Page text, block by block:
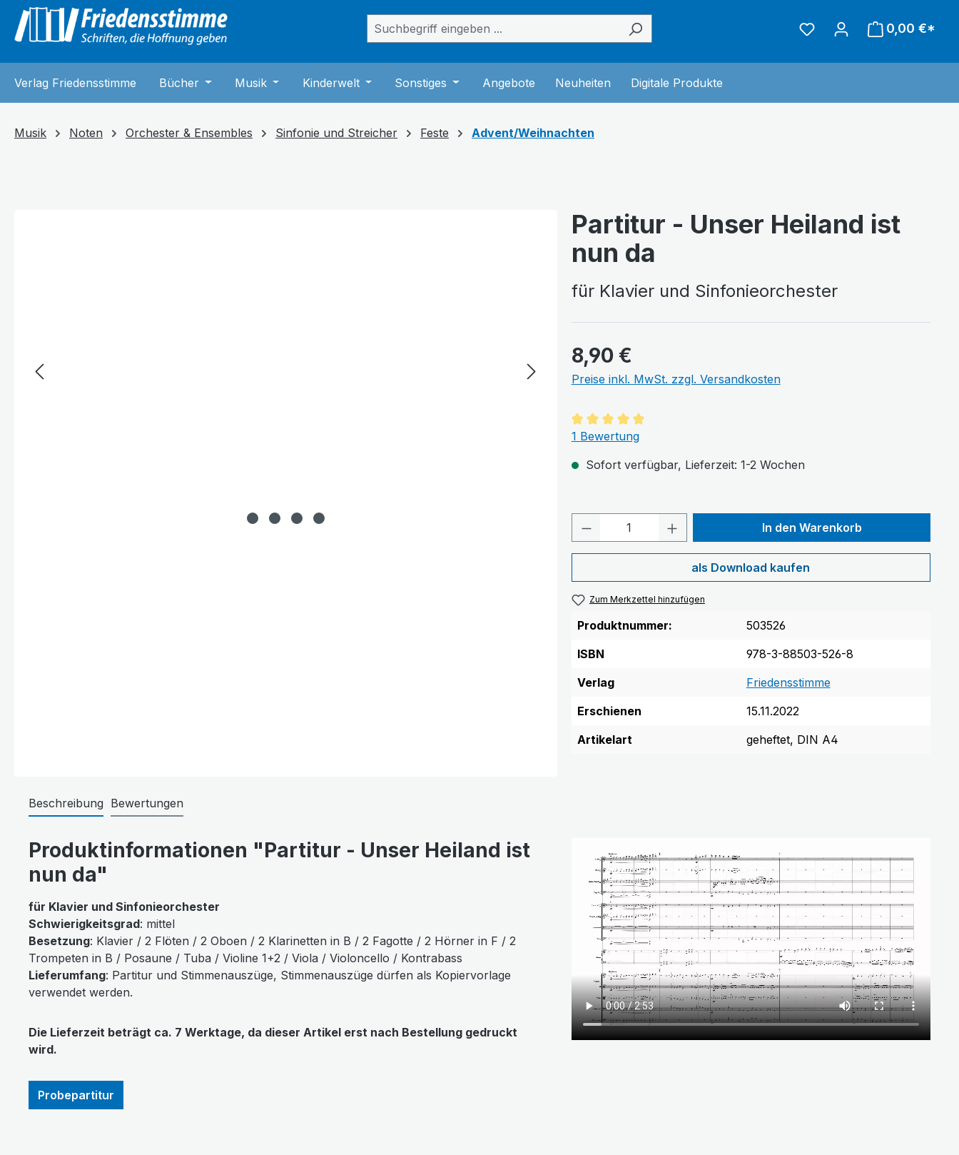
Zur Hauptnavigation springen
0,00 €*
Verlag Friedensstimme Bücher Öffne oder Schließe das Dropdown der Kategorie Bücher
Musik Öffne oder Schließe das Dropdown der Kategorie Musik
Kinderwelt Öffne oder Schließe das Dropdown der Kategorie Kinderwelt
Sonstiges Öffne oder Schließe das Dropdown der Kategorie Sonstiges
Angebote Neuheiten Digitale Produkte
Musik Noten Orchester & Ensembles Sinfonie und Streicher Feste Advent/Weihnachten
Partitur - Unser Heiland ist
nun da
für Klavier und Sinfonieorchester
8,90 €
Preise inkl. MwSt. zzgl. Versandkosten
Durchschnittliche Bewertung von 5 von 5 Sternen
1 Bewertung
Sofort verfügbar, Lieferzeit: 1-2 Wochen
Produkt Anzahl: Gib den gewünschten Wert
In den Warenkorb
als Download kaufen
Zum Merkzettel hinzufügen
Produktnummer:
503526
ISBN
978-3-88503-526-8
Verlag
Friedensstimme
Erschienen
15.11.2022
Artikelart
geheftet, DIN A4
Beschreibung Bewertungen
Produktinformationen "Partitur - Unser Heiland ist
nun da"
für Klavier und Sinfonieorchester
Schwierigkeitsgrad: mittel
Besetzung: Klavier / 2 Flöten / 2 Oboen / 2 Klarinetten in B / 2 Fagotte / 2 Hörner in F / 2
Trompeten in B / Posaune / Tuba / Violine 1+2 / Viola / Violoncello / Kontrabass
Lieferumfang: Partitur und Stimmenauszüge, Stimmenauszüge dürfen als Kopiervorlage
verwendet werden.
Die Lieferzeit beträgt ca. 7 Werktage, da dieser Artikel erst nach Bestellung gedruckt
wird.
Probepartitur